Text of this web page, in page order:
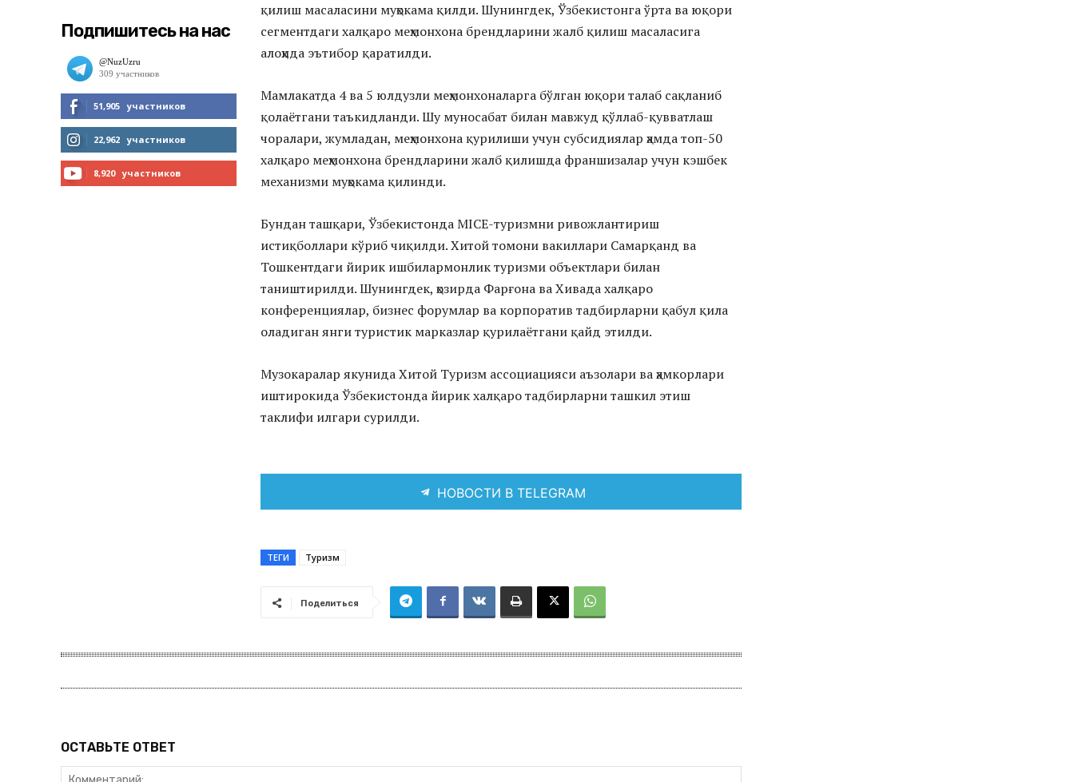
Подпишитесь на нас
51,905 участников
МНЕ НРАВИТСЯ
22,962 участников
8,920 участников
қилиш масаласини муҳокама қилди. Шунингдек, Ўзбекистонга ўрта ва юқори
сегментдаги халқаро меҳмонхона брендларини жалб қилиш масаласига
алоҳида эътибор қаратилди.
Мамлакатда 4 ва 5 юлдузли меҳмонхоналарга бўлган юқори талаб сақланиб
қолаётгани таъкидланди. Шу муносабат билан мавжуд қўллаб-қувватлаш
чоралари, жумладан, меҳмонхона қурилиши учун субсидиялар ҳамда топ-50
халқаро меҳмонхона брендларини жалб қилишда франшизалар учун кэшбек
механизми муҳокама қилинди.
Бундан ташқари, Ўзбекистонда MICE-туризмни ривожлантириш
истиқболлари кўриб чиқилди. Хитой томони вакиллари Самарқанд ва
Тошкентдаги йирик ишбилармонлик туризми объектлари билан
таништирилди. Шунингдек, ҳозирда Фарғона ва Хивада халқаро
конференциялар, бизнес форумлар ва корпоратив тадбирларни қабул қила
оладиган янги туристик марказлар қурилаётгани қайд этилди.
Музокаралар якунида Хитой Туризм ассоциацияси аъзолари ва ҳамкорлари
иштирокида Ўзбекистонда йирик халқаро тадбирларни ташкил этиш
таклифи илгари сурилди.
НОВОСТИ В TELEGRAM
ТЕГИ Туризм
Поделиться
ОСТАВЬТЕ ОТВЕТ